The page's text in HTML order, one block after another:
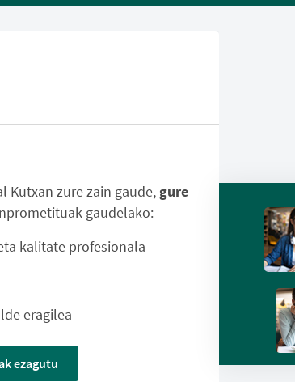
Kutxan zure zain gaude, gure
gaudelako:
kalitate profesionala
eragilea
ezagutu